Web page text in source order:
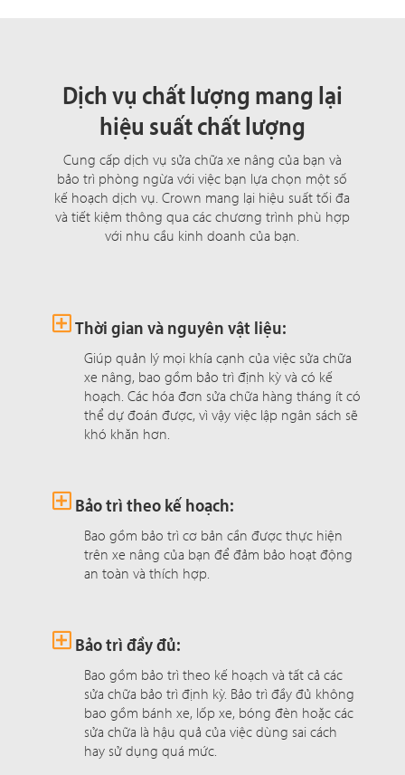
Dịch vụ chất lượng mang lại
hiệu suất chất lượng
Cung cấp dịch vụ sửa chữa xe nâng của bạn và
bảo trì phòng ngừa với việc bạn lựa chọn một số
kế hoạch dịch vụ. Crown mang lại hiệu suất tối đa
và tiết kiệm thông qua các chương trình phù hợp
với nhu cầu kinh doanh của bạn.
Thời gian và nguyên vật liệu:
Giúp quản lý mọi khía cạnh của việc sửa chữa
xe nâng, bao gồm bảo trì định kỳ và có kế
hoạch. Các hóa đơn sửa chữa hàng tháng ít có
thể dự đoán được, vì vậy việc lập ngân sách sẽ
khó khăn hơn.
Bảo trì theo kế hoạch:
Bao gồm bảo trì cơ bản cần được thực hiện
trên xe nâng của bạn để đảm bảo hoạt động
an toàn và thích hợp.
Bảo trì đầy đủ:
Bao gồm bảo trì theo kế hoạch và tất cả các
sửa chữa bảo trì định kỳ. Bảo trì đầy đủ không
bao gồm bánh xe, lốp xe, bóng đèn hoặc các
sửa chữa là hậu quả của việc dùng sai cách
hay sử dụng quá mức.